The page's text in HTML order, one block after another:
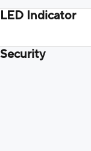
LED Indicator
Security